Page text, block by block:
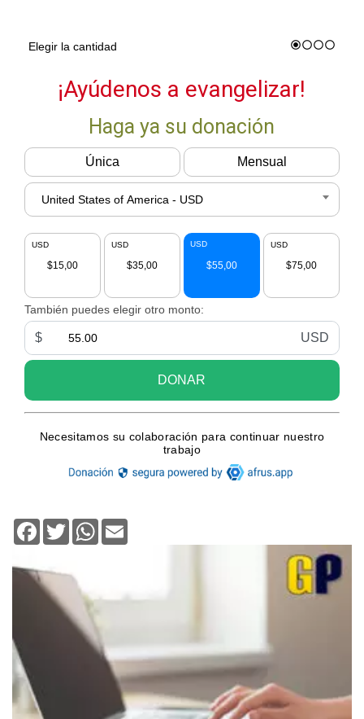
Facebook
TwitterWhatsApp